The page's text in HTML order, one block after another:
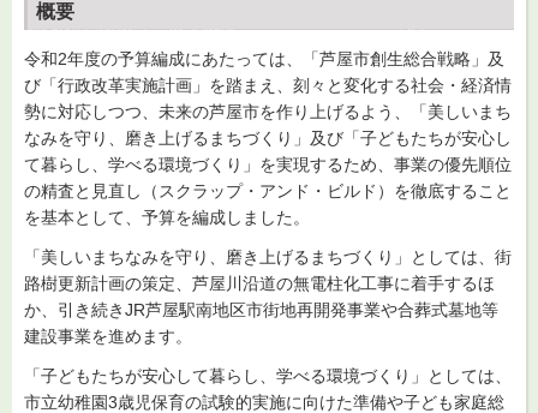
概要
令和2年度の予算編成にあたっては、「芦屋市創生総合戦略」及
び「行政改革実施計画」を踏まえ、刻々と変化する社会・経済情
勢に対応しつつ、未来の芦屋市を作り上げるよう、「美しいまち
なみを守り、磨き上げるまちづくり」及び「子どもたちが安心し
て暮らし、学べる環境づくり」を実現するため、事業の優先順位
の精査と見直し（スクラップ・アンド・ビルド）を徹底すること
を基本として、予算を編成しました。
「美しいまちなみを守り、磨き上げるまちづくり」としては、街
路樹更新計画の策定、芦屋川沿道の無電柱化工事に着手するほ
か、引き続きJR芦屋駅南地区市街地再開発事業や合葬式墓地等
建設事業を進めます。
「子どもたちが安心して暮らし、学べる環境づくり」としては、
市立幼稚園3歳児保育の試験的実施に向けた準備や子ども家庭総